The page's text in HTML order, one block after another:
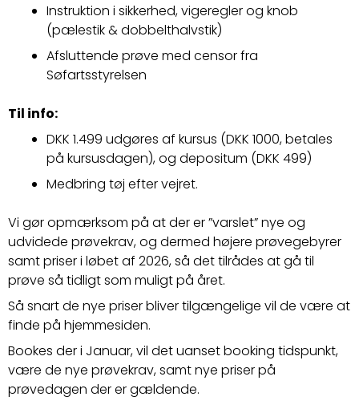
Instruktion i sikkerhed, vigeregler og knob
(pælestik & dobbelthalvstik)
Afsluttende prøve med censor fra
Søfartsstyrelsen
Til info:
DKK 1.499 udgøres af kursus (DKK 1000,betales
på kursusdagen), og depositum (DKK 499)
Medbring tøj efter vejret.
Vi gør opmærksom på at der er ”varslet” nye og
udvidede prøvekrav, og dermed højere prøvegebyrer
samt priser i løbet af 2026, så det tilrådes at gå til
prøve så tidligt som muligt på året.
Så snart de nye priser bliver tilgængelige vil de være at
finde på hjemmesiden.
Bookes der i Januar, vil det uanset booking tidspunkt,
være de nye prøvekrav, samt nye priser på
prøvedagen der er gældende.